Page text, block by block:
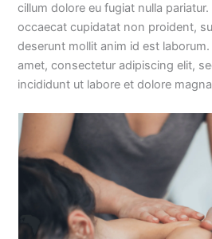
cillum dolore eu fugiat nulla
occaecat cupidatat non proident,
deserunt mollit anim id est
amet, consectetur adipiscing elit,
incididunt ut labore et dolore